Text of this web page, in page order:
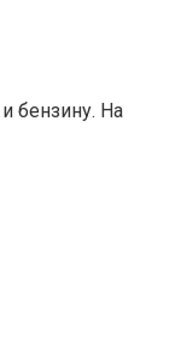
бензину. На